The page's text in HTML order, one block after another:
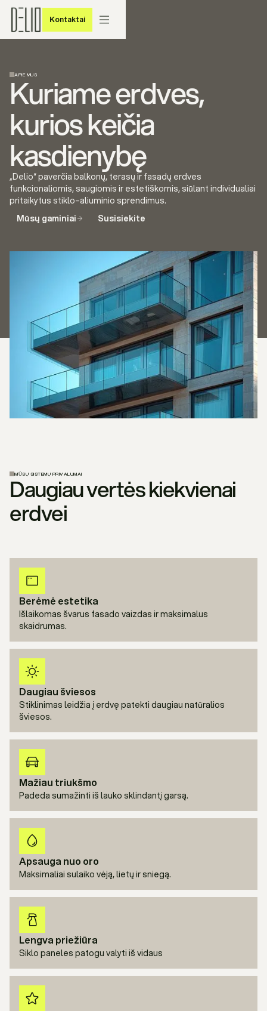
Kontaktai
Kontaktai
APIE MUS
Kuriame erdves,
kurios keičia
kasdienybę
„Delio“ paverčia balkonų, terasų ir fasadų erdves
funkcionaliomis, saugiomis ir estetiškomis, siūlant individualiai
pritaikytus stiklo–aliuminio sprendimus.
Mūsų gaminiai
Susisiekite
MŪSŲ SISTEMŲ PRIVALUMAI
Daugiau vertės kiekvienai
erdvei
Berėmė estetika
Išlaikomas švarus fasado vaizdas ir maksimalus
skaidrumas.
Daugiau šviesos
Stiklinimas leidžia į erdvę patekti daugiau natūralios
šviesos.
Mažiau triukšmo
Padeda sumažinti iš lauko sklindantį garsą.
Apsauga nuo oro
Maksimaliai sulaiko vėją, lietų ir sniegą.
Lengva priežiūra
Siklo paneles patogu valyti iš vidaus